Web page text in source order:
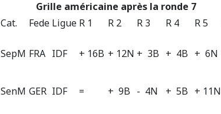
Grille américaine après la ronde 7
Cat. Fede Ligue R 1 R 2 R 3 R 4 R 5
SepM FRA IDF + 16B + 12N + 3B + 4B + 6N
SenM GER IDF = + 9B - 4N + 5B + 11N